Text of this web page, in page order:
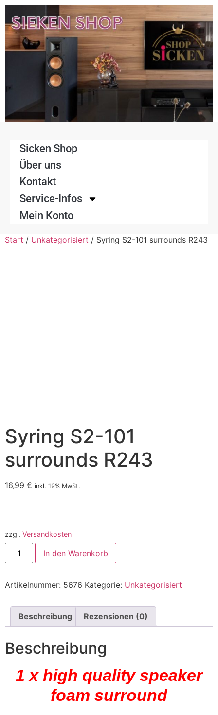
Sicken Shop
Über uns
Kontakt
Service-Infos
Mein Konto
Start / Unkategorisiert / Syring S2-101 surrounds R243
Syring S2-101
surrounds R243
16,99 € inkl. 19% MwSt.
zzgl. Versandkosten
In den Warenkorb
Artikelnummer: 5676 Kategorie: Unkategorisiert
Beschreibung Rezensionen (0)
Beschreibung
1 x high quality speaker
foam surround